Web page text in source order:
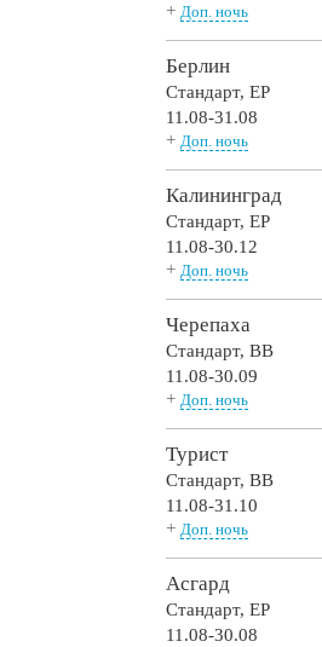
+Доп. ночь
Берлин
Стандарт,EP
11.08-31.08
+Доп. ночь
Калининград
Стандарт,EP
11.08-30.12
+Доп. ночь
Черепаха
Стандарт,BB
11.08-30.09
+Доп. ночь
Турист
Стандарт,BB
11.08-31.10
+Доп. ночь
Асгард
Стандарт,EP
11.08-30.08